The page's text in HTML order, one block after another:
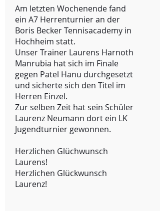
Am letzten Wochenende fand
ein A7 Herrenturnier an der
Boris Becker Tennisacademy in
Hochheim statt.
Unser Trainer Laurens Harnoth
Manrubia hat sich im Finale
gegen Patel Hanu durchgesetzt
und sicherte sich den Titel im
Herren Einzel.
Zur selben Zeit hat sein Schüler
Laurenz Neumann dort ein LK
Jugendturnier gewonnen.
Herzlichen Glüchwunsch
Laurens!
Herzlichen Glückwunsch
Laurenz!